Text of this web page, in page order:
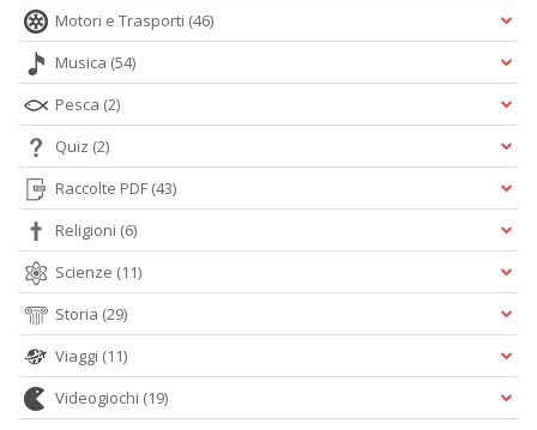
Motori e Trasporti (46)
Musica (54)
Pesca (2)
Quiz (2)
Raccolte PDF (43)
Religioni (6)
Scienze (11)
Storia (29)
Viaggi (11)
Videogiochi (19)